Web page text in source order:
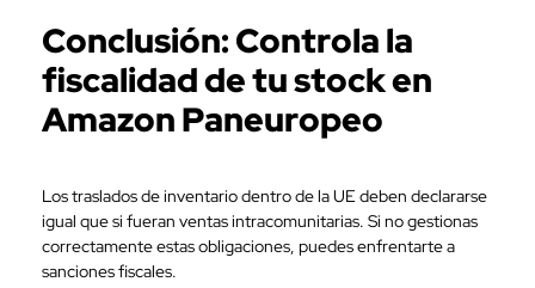
Conclusión: Controla la
fiscalidad de tu stock en
Amazon Paneuropeo
Los traslados de inventario dentro de la UE deben declararse
igual que si fueran ventas intracomunitarias. Si no gestionas
correctamente estas obligaciones, puedes enfrentarte a
sanciones fiscales.